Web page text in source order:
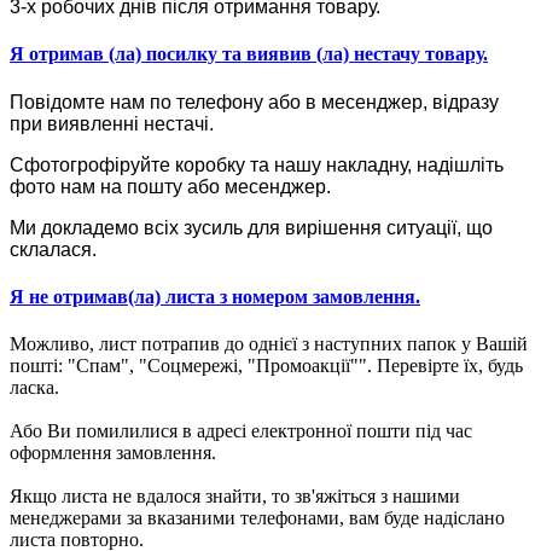
3-х робочих днів після отримання товару.
Я отримав (ла) посилку та виявив (ла) нестачу товару.
Повідомте нам по телефону або в месенджер, відразу
при виявленні нестачі.
Сфотогрофіруйте коробку та нашу накладну, надішліть
фото нам на пошту або месенджер.
Ми докладемо всіх зусиль для вирішення ситуації, що
склалася.
Я не отримав(ла) листа з номером замовлення.
Можливо, лист потрапив до однієї з наступних папок у Вашій
пошті: "Спам", "Соцмережі, "Промоакції"". Перевірте їх, будь
ласка.
Або Ви помилилися в адресі електронної пошти під час
оформлення замовлення.
Якщо листа не вдалося знайти, то зв'яжіться з нашими
менеджерами за вказаними телефонами, вам буде надіслано
листа повторно.